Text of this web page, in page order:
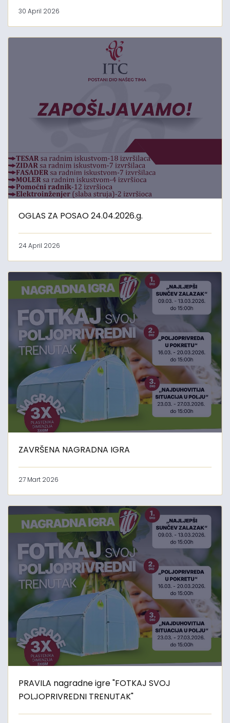
30 April 2026
OGLAS ZA POSAO 24.04.2026.g.
24 April 2026
ZAVRŠENA NAGRADNA IGRA
27 Mart 2026
PRAVILA nagradne igre "FOTKAJ SVOJ
POLJOPRIVREDNI TRENUTAK"